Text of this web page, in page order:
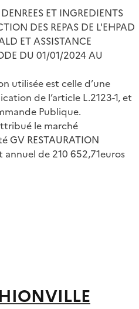
ET INGREDIENTS
DES REPAS DE L'EHPAD
ET ASSISTANCE
DU 01/01/2024 AU
utilisée est celle d’une
de l’article L.2123-1, et
Publique.
le marché
GV RESTAURATION
annuel de 210 652,71euros